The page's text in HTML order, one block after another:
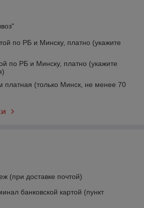
по РБ и Минску, платно (укажите
по РБ и Минску, платно (укажите
платная (только Минск, не менее 70
(при доставке почтой)
банковской картой (пункт